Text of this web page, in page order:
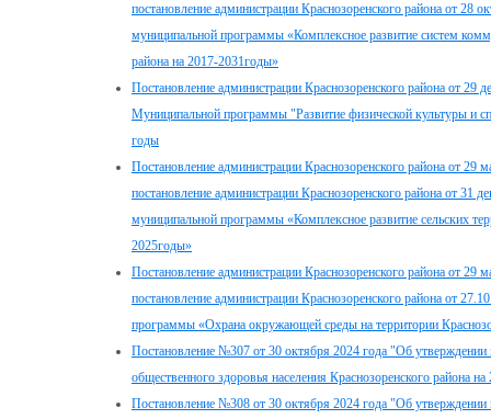
постановление администрации Краснозоренского района от 28
муниципальной программы «Комплексное развитие систем
района на 2017-2031годы»
Постановление администрации Краснозоренского района от
Муниципальной программы "Развитие физической культуры и
годы
Постановление администрации Краснозоренского района от
постановление администрации Краснозоренского района от 31
муниципальной программы «Комплексное развитие сельских
2025годы»
Постановление администрации Краснозоренского района от
постановление администрации Краснозоренского района от
программы «Охрана окружающей среды на территории
Постановление №307 от 30 октября 2024 года "Об
общественного здоровья населения Краснозоренского района
Постановление №308 от 30 октября 2024 года "Об